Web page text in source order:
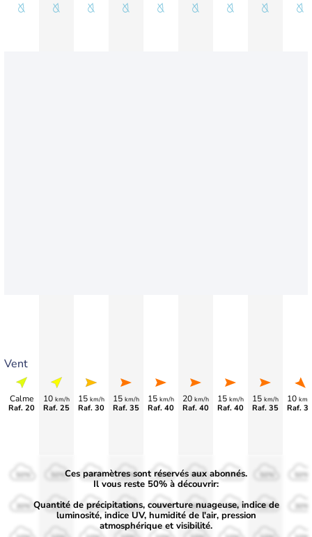
Vent
Calme
Raf. 20
10 km/h
Raf. 25
15 km/h
Raf. 30
15 km/h
Raf. 35
15 km/h
Raf. 40
20 km/h
Raf. 40
15 km/h
Raf. 40
15 km/h
Raf. 35
10 km/
Raf.
50%
30%
50%
30%
50%
30%
50%
30%
50%
30%
50%
30%
50%
30% 30% 30%
Ces paramètres sont réservés aux abonnés.
Il vous reste 50% à découvrir:
Quantité de précipitations, couverture nuageuse, indice de
luminosité, indice UV, humidité de l'air, pression
atmosphérique et visibilité.